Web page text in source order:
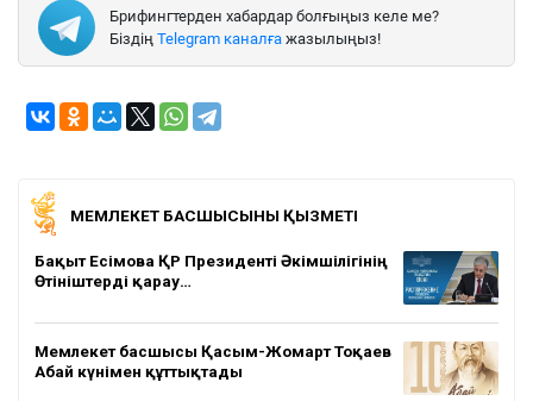
Брифингтерден хабардар болғыңыз келе ме?
Біздің Telegram каналға жазылыңыз!
МЕМЛЕКЕТ БАСШЫСЫНЫҢ ҚЫЗМЕТІ
Бақыт Есімова ҚР Президенті Әкімшілігінің
Өтініштерді қарау…
Мемлекет басшысы Қасым-Жомарт Тоқаев
Абай күнімен құттықтады